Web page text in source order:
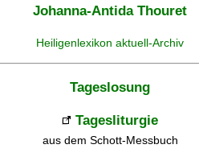
Johanna-Antida Thouret
Heiligenlexikon aktuell-Archiv
Tageslosung
Tagesliturgie
aus dem Schott-Messbuch